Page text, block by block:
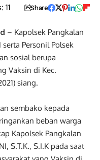
11 Share
– Kapolsek Pangkalan
serta Personil Polsek
sosial berupa
Vaksin di Kec.
siang.
sembako kepada
beban warga
Kapolsek Pangkalan
S.T.K., S.I.K pada saat